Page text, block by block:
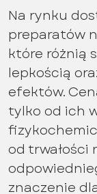
Na rynku
preparatów
które różnią
lepkością
efektów.
tylko od ich
od trwałości
znaczenie